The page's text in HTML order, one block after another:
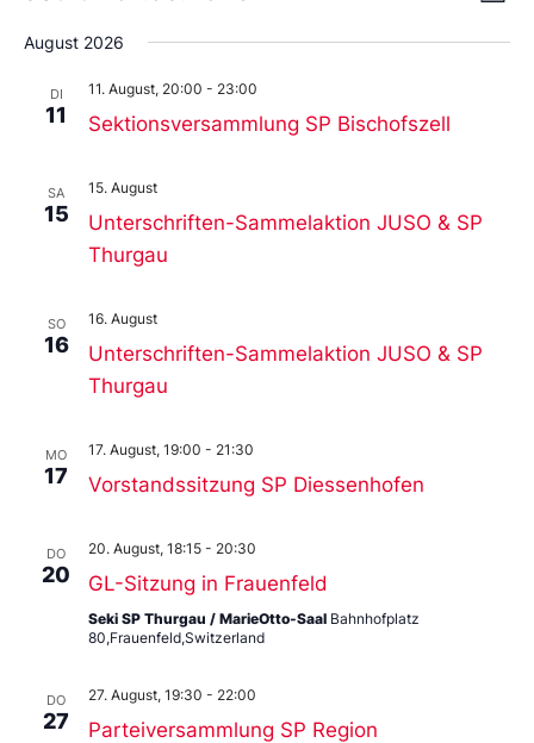
Sie
das
aus.
August 2026
DI
11
11. August, 20:00 - 23:00
Sektionsversammlung SP Bischofszell
SA
15
15. August
Unterschriften-Sammelaktion JUSO & SP
Thurgau
SO
16
16. August
Unterschriften-Sammelaktion JUSO & SP
Thurgau
MO
17
17. August, 19:00 - 21:30
Vorstandssitzung SP Diessenhofen
DO
20
20. August, 18:15 - 20:30
GL-Sitzung in Frauenfeld
Seki SP Thurgau / MarieOtto-Saal Bahnhofplatz
80,Frauenfeld,Switzerland
DO
27
27. August, 19:30 - 22:00
Parteiversammlung SP Region